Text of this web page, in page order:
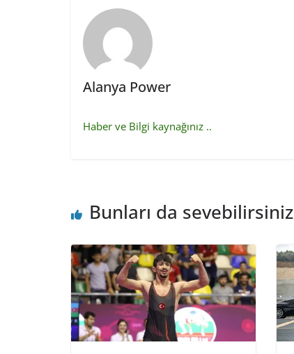
Alanya Power
Haber ve Bilgi kaynağınız ..
Bunları da sevebilirsiniz